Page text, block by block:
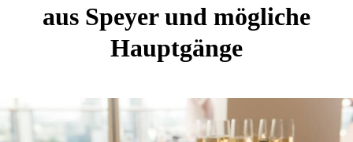
aus Speyer und mögliche
Hauptgänge